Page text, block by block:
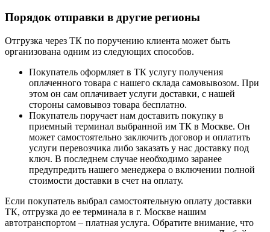
Порядок отправки в другие регионы
Отгрузка через ТК по поручению клиента может быть
организована одним из следующих способов.
Покупатель оформляет в ТК услугу получения
оплаченного товара с нашего склада самовывозом. При
этом он сам оплачивает услуги доставки, с нашей
стороны самовывоз товара бесплатно.
Покупатель поручает нам доставить покупку в
приемный терминал выбранной им ТК в Москве. Он
может самостоятельно заключить договор и оплатить
услуги перевозчика либо заказать у нас доставку под
ключ. В последнем случае необходимо заранее
предупредить нашего менеджера о включении полной
стоимости доставки в счет на оплату.
Если покупатель выбрал самостоятельную оплату доставки
ТК, отгрузка до ее терминала в г. Москве нашим
автотранспортом – платная услуга. Обратите внимание, что